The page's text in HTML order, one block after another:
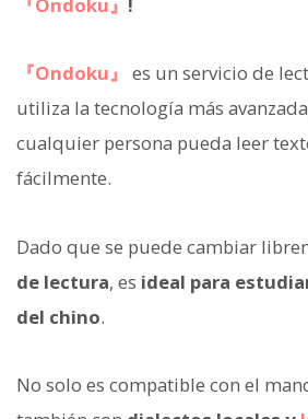
『Ondoku』 !
『Ondoku』 es un servicio de
utiliza la tecnología más
cualquier persona pueda leer
fácilmente.
Dado que se puede cambiar
de lectura, es ideal para
del chino.
No solo es compatible con el